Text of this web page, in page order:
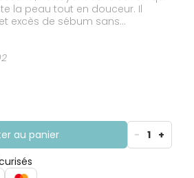
la peau tout en douceur. Il
excès de sébum sans
au panier - 1 +